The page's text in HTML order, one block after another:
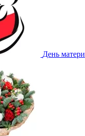
День матери